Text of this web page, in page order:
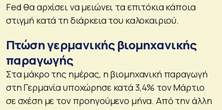
Fed θα αρχίσει να μειώνει τα επιτόκια κάποια
στιγμή κατά τη διάρκεια του καλοκαιριού.
Πτώση γερμανικής βιομηχανικής
παραγωγής
Στα μάκρο της ημέρας, η βιομηχανική παραγωγή
στη Γερμανία υποχώρησε κατά 3,4% τον Μάρτιο
σε σχέση με τον προηγούμενο μήνα. Από την άλλη